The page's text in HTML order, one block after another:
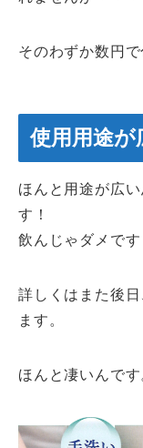
そのわずか数円で
使用用途が
ほんと用途が広
す！
飲んじゃダメです
詳しくはまた後
ます。
ほんと凄いんです